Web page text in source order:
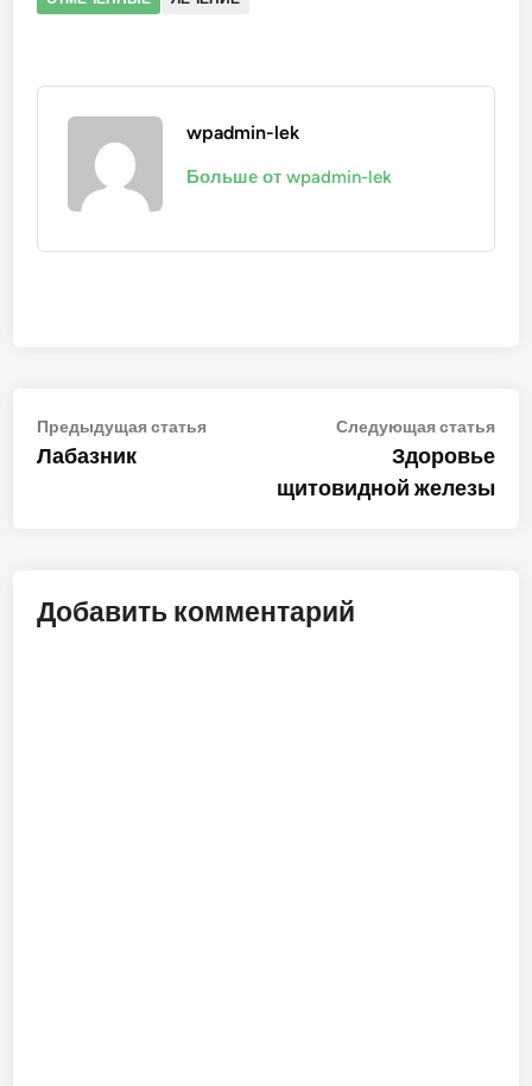
wpadmin-lek
Больше от wpadmin-lek
Навигация
по
Предыдущая статьяПредыдущая
Лабазник
Следующая статья
Здоровье
щитовидной железы
Добавить комментарий